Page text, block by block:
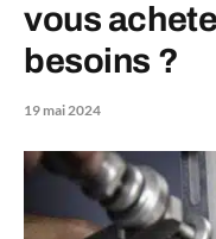
vous
besoins ?
19 mai 2024